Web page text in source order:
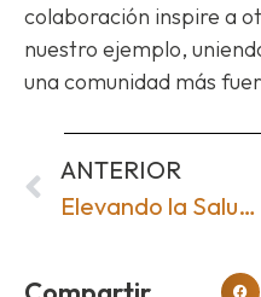
colaboración inspire a
nuestro ejemplo,
una comunidad más
ANTERIOR
Elevando la Salud a Nuevas Alturas: Explorando la Calidad Ambiental Interior en el Plan Estratégico de Salud y Medioambiente 2022-2026